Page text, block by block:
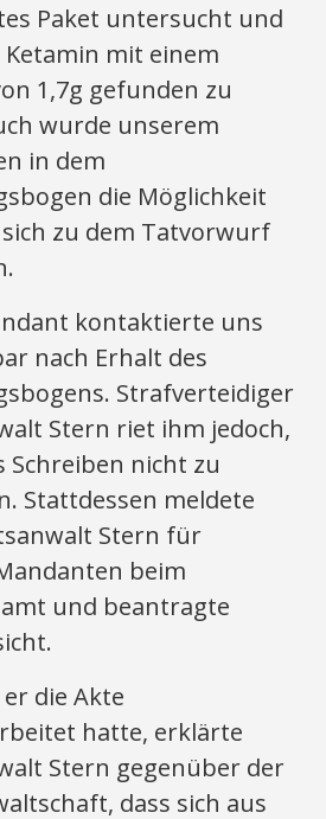
Paket untersucht und
Ketamin mit einem
1,7g gefunden zu
wurde unserem
in dem
die Möglichkeit
zu dem Tatvorwurf
kontaktierte uns
nach Erhalt des
Strafverteidiger
Stern riet ihm jedoch,
Schreiben nicht zu
Stattdessen meldete
Stern für
beim
und beantragte
die Akte
hatte, erklärte
Stern gegenüber der
dass sich aus